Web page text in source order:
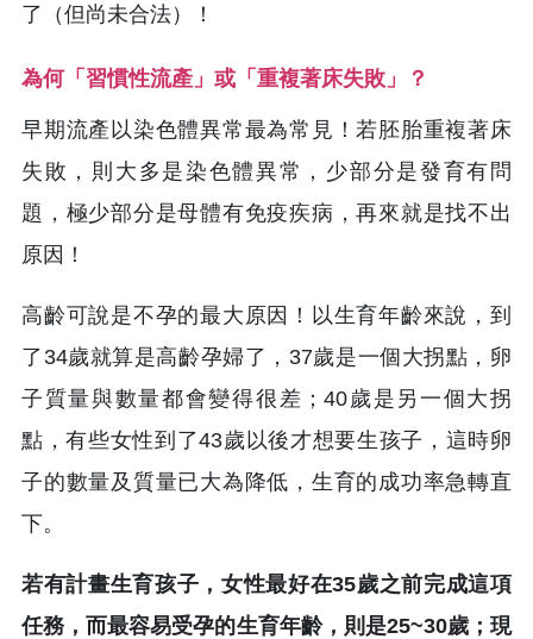
了（但尚未合法）！
為何「習慣性流產」或「重複著床失敗」？
早期流產以染色體異常最為常見！若胚胎重複著床
失敗，則大多是染色體異常，少部分是發育有問
題，極少部分是母體有免疫疾病，再來就是找不出
原因！
高齡可說是不孕的最大原因！以生育年齡來說，到
了34歲就算是高齡孕婦了，37歲是一個大拐點，卵
子質量與數量都會變得很差；40歲是另一個大拐
點，有些女性到了43歲以後才想要生孩子，這時卵
子的數量及質量已大為降低，生育的成功率急轉直
下。
若有計畫生育孩子，女性最好在35歲之前完成這項
任務，而最容易受孕的生育年齡，則是25~30歲；現